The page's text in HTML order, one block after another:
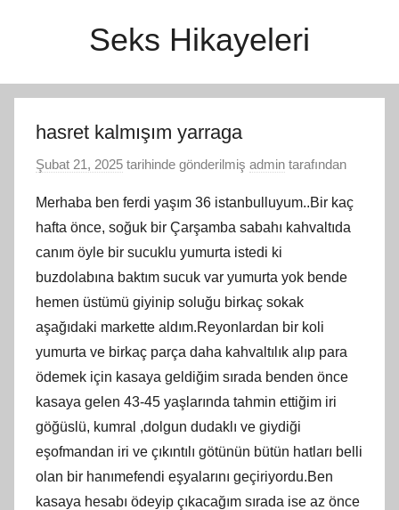
Seks Hikayeleri
hasret kalmışım yarraga
Şubat 21, 2025 tarihinde gönderilmiş admin tarafından
Merhaba ben ferdi yaşım 36 istanbulluyum..Bir kaç
hafta önce, soğuk bir Çarşamba sabahı kahvaltıda
canım öyle bir sucuklu yumurta istedi ki
buzdolabına baktım sucuk var yumurta yok bende
hemen üstümü giyinip soluğu birkaç sokak
aşağıdaki markette aldım.Reyonlardan bir koli
yumurta ve birkaç parça daha kahvaltılık alıp para
ödemek için kasaya geldiğim sırada benden önce
kasaya gelen 43-45 yaşlarında tahmin ettiğim iri
göğüslü, kumral ,dolgun dudaklı ve giydiği
eşofmandan iri ve çıkıntılı götünün bütün hatları belli
olan bir hanımefendi eşyalarını geçiriyordu.Ben
kasaya hesabı ödeyip çıkacağım sırada ise az önce